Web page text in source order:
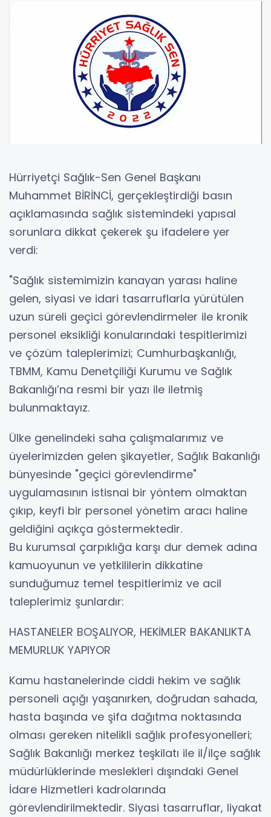
Hürriyetçi Sağlık-Sen Genel Başkanı
Muhammet BİRİNCİ, gerçekleştirdiği basın
açıklamasında sağlık sistemindeki yapısal
sorunlara dikkat çekerek şu ifadelere yer
verdi:
"Sağlık sistemimizin kanayan yarası haline
gelen, siyasi ve idari tasarruflarla yürütülen
uzun süreli geçici görevlendirmeler ile kronik
personel eksikliği konularındaki tespitlerimizi
ve çözüm taleplerimizi; Cumhurbaşkanlığı,
TBMM, Kamu Denetçiliği Kurumu ve Sağlık
Bakanlığı’na resmi bir yazı ile iletmiş
bulunmaktayız.
Ülke genelindeki saha çalışmalarımız ve
üyelerimizden gelen şikayetler, Sağlık Bakanlığı
bünyesinde "geçici görevlendirme"
uygulamasının istisnai bir yöntem olmaktan
çıkıp, keyfi bir personel yönetim aracı haline
geldiğini açıkça göstermektedir.
Bu kurumsal çarpıklığa karşı dur demek adına
kamuoyunun ve yetkililerin dikkatine
sunduğumuz temel tespitlerimiz ve acil
taleplerimiz şunlardır:
HASTANELER BOŞALIYOR, HEKİMLER BAKANLIKTA
MEMURLUK YAPIYOR
Kamu hastanelerinde ciddi hekim ve sağlık
personeli açığı yaşanırken, doğrudan sahada,
hasta başında ve şifa dağıtma noktasında
olması gereken nitelikli sağlık profesyonelleri;
Sağlık Bakanlığı merkez teşkilatı ile il/ilçe sağlık
müdürlüklerinde meslekleri dışındaki Genel
İdare Hizmetleri kadrolarında
görevlendirilmektedir. Siyasi tasarruflar, liyakat